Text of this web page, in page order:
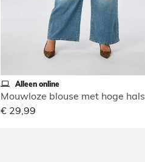
Alleen online
Mouwloze blouse met hoge hals
€ 29,99